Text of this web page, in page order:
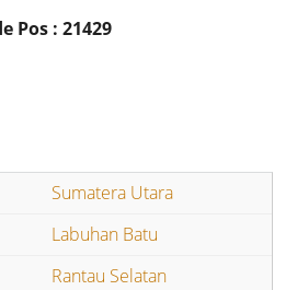
Pos : 21429
Sumatera Utara
Labuhan Batu
Rantau Selatan